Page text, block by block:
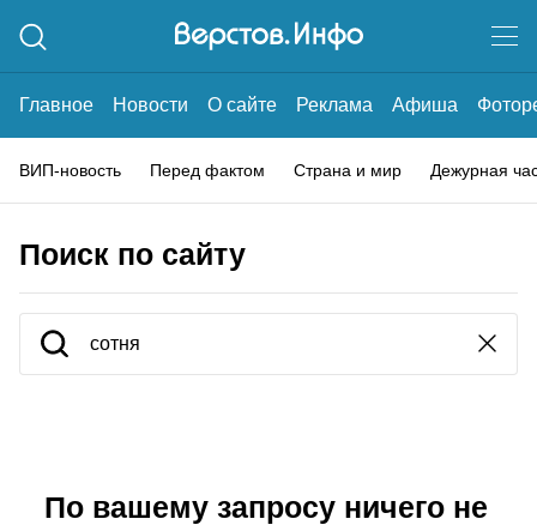
Главное Новости О сайте Реклама Афиша
ВИП-новость Перед фактом Страна и мир Дежурная
Поиск по сайту
По вашему запросу ничего не